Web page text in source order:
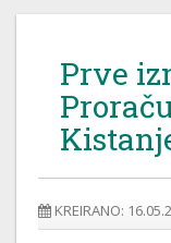
Prve
KREIRANO: